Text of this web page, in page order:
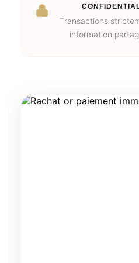
Transactions
information